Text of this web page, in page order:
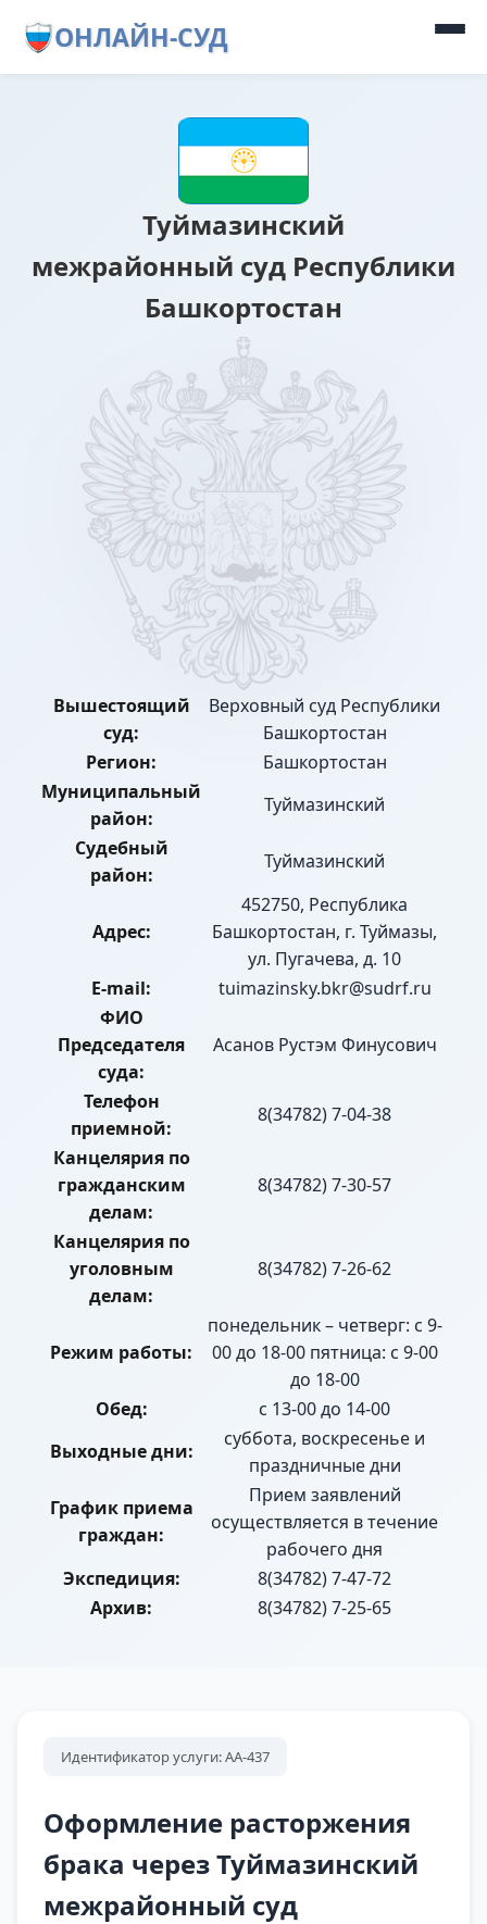
ОНЛАЙН-СУД
Туймазинский
межрайонный суд Республики
Башкортостан
Вышестоящий
суд:
Верховный суд Республики
Башкортостан
Регион:
Башкортостан
Муниципальный
район:
Туймазинский
Судебный
район:
Туймазинский
Адрес:
452750, Республика
Башкортостан, г. Туймазы,
ул. Пугачева, д. 10
E-mail:
tuimazinsky.bkr@sudrf.ru
ФИО
Председателя
суда:
Асанов Рустэм Финусович
Телефон
приемной:
8(34782) 7-04-38
Канцелярия по
гражданским
делам:
8(34782) 7-30-57
Канцелярия по
уголовным
делам:
8(34782) 7-26-62
Режим работы:
понедельник – четверг: с 9-
00 до 18-00 пятница: с 9-00
до 18-00
Обед:
с 13-00 до 14-00
Выходные дни:
суббота, воскресенье и
праздничные дни
График приема
граждан:
Прием заявлений
осуществляется в течение
рабочего дня
Экспедиция:
8(34782) 7-47-72
Архив:
8(34782) 7-25-65
Идентификатор услуги: АА-437
Оформление расторжения
брака через Туймазинский
межрайонный суд